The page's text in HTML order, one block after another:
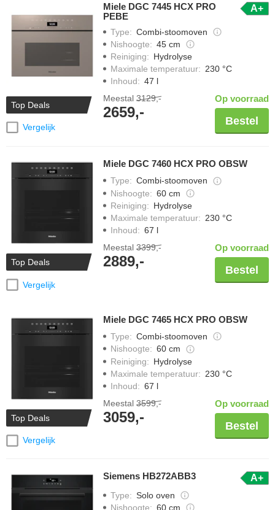
Top Deals
Vergelijk
Miele DGC 7445 HCX PRO
PEBE
A+
Type: Combi-stoomoven
Nishoogte: 45 cm
Reiniging: Hydrolyse
Maximale temperatuur: 230 °C
Inhoud: 47 l
Meestal 3129,-
2659,-
Op voorraad
Bestel
Top Deals
Vergelijk
Miele DGC 7460 HCX PRO OBSW
Type: Combi-stoomoven
Nishoogte: 60 cm
Reiniging: Hydrolyse
Maximale temperatuur: 230 °C
Inhoud: 67 l
Meestal 3399,-
2889,-
Op voorraad
Bestel
Top Deals
Vergelijk
Miele DGC 7465 HCX PRO OBSW
Type: Combi-stoomoven
Nishoogte: 60 cm
Reiniging: Hydrolyse
Maximale temperatuur: 230 °C
Inhoud: 67 l
Meestal 3599,-
3059,-
Op voorraad
Bestel
Siemens HB272ABB3 A+
Type: Solo oven
Nishoogte: 60 cm